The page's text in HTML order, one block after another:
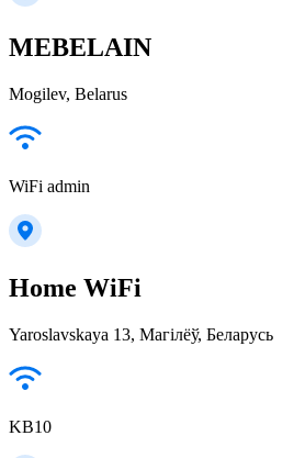
MEBELAIN
Mogilev, Belarus
WiFi admin
Home WiFi
Yaroslavskaya 13, Магілёў, Беларусь
KB10